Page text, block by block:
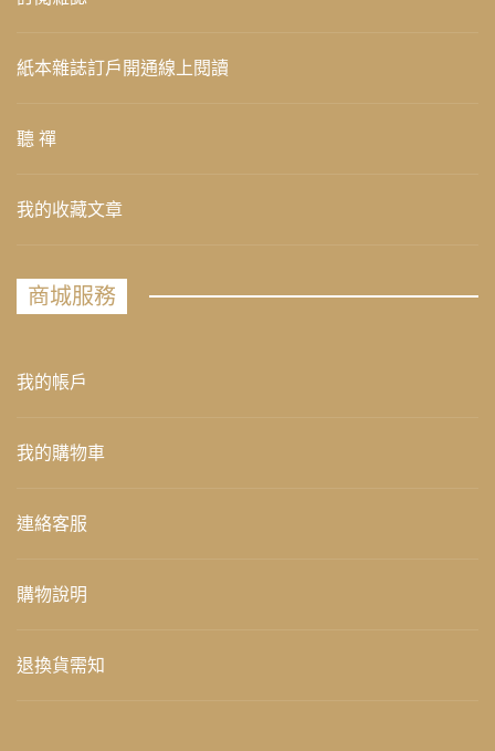
紙本雜誌訂戶開通線上閱讀
聽 禪
我的收藏文章
商城服務
我的帳戶
我的購物車
連絡客服
購物說明
退換貨需知